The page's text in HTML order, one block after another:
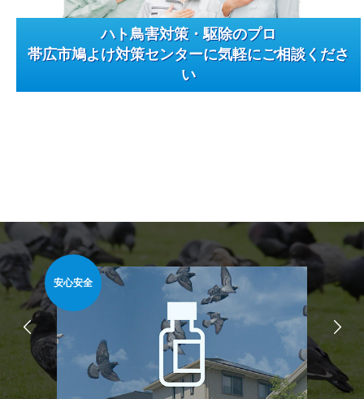
ハト鳥害対策・駆除のプロ
帯広市鳩よけ対策センターに気軽にご相談くださ
い
安心安全